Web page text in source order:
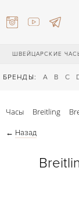
ШВЕЙЦАРСКИЕ
БРЕНДЫ: A B C
Часы Breitling
← Назад